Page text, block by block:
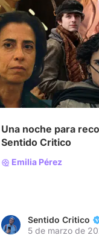
# Analizando los
# Premios Oscar
Una noche para recordar | Oscars 2025 |
Sentido Critico
Emilia Pérez
Sentido Critico
5 de marzo de